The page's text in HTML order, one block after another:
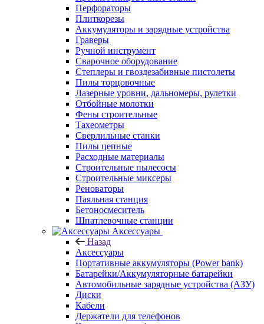
Перфораторы
Плиткорезы
Аккумуляторы и зарядные устройства
Граверы
Ручной инструмент
Сварочное оборудование
Степлеры и гвоздезабивные пистолеты
Пилы торцовочные
Лазерные уровни, дальномеры, рулетки
Отбойные молотки
Фены строительные
Тахеометры
Сверлильные станки
Пилы цепные
Расходные материалы
Строительные пылесосы
Строительные миксеры
Реноваторы
Паяльная станция
Бетоносмеситель
Шпатлевочные станции
Аксессуары
Назад
Аксессуары
Портативные аккумуляторы (Power bank)
Батарейки/Аккумуляторные батарейки
Автомобильные зарядные устройства (АЗУ)
Диски
Кабели
Держатели для телефонов